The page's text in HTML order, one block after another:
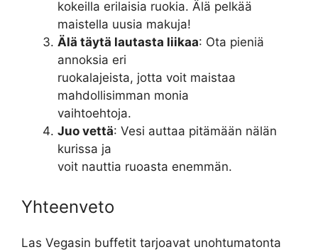
kokeilla erilaisia ruokia. Älä pelkää
maistella uusia makuja!
Älä täytä lautasta liikaa: Ota pieniä
annoksia eri
ruokalajeista, jotta voit maistaa
mahdollisimman monia
vaihtoehtoja.
Juo vettä: Vesi auttaa pitämään nälän
kurissa ja
voit nauttia ruoasta enemmän.
Yhteenveto
Las Vegasin buffetit tarjoavat unohtumatonta